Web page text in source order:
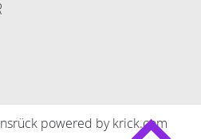
powered by krick.com